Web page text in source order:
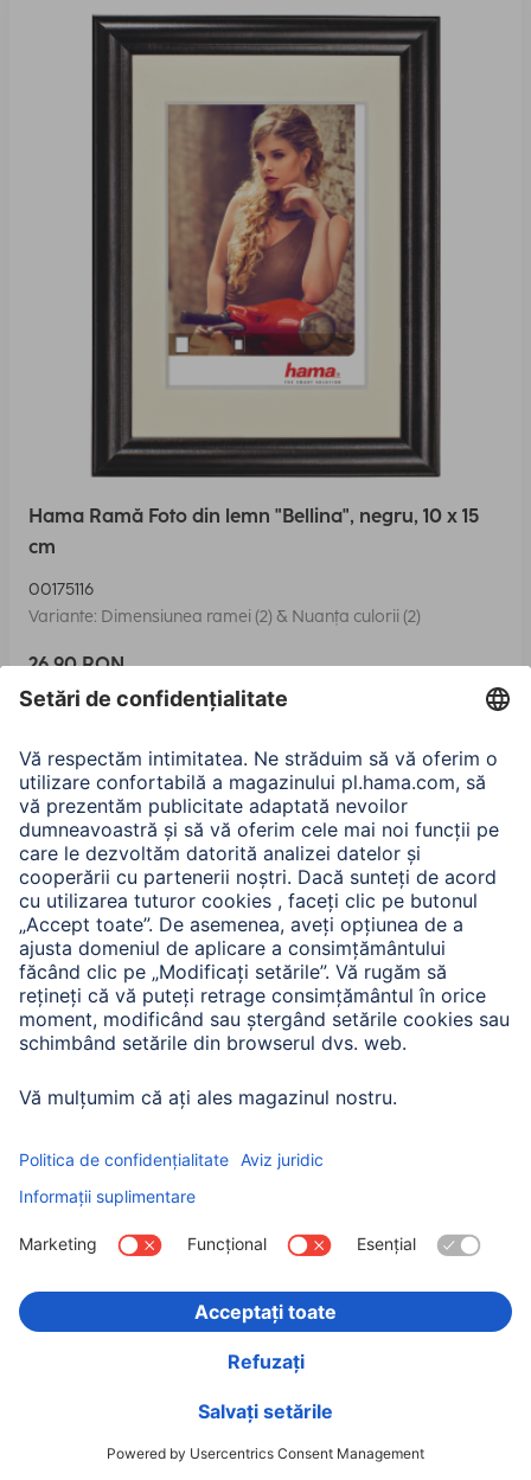
Hama Ramă Foto din lemn "Bellina", negru, 10 x 15
cm
00175116
Variante: Dimensiunea ramei (2) & Nuanța culorii (2)
26,90 RON
Hama Ramă din lemn „Dana”, 3D, stejar, 15 x 20 cm
Variante: Dimensiunea ramei (2) & Nuanța culorii (3)